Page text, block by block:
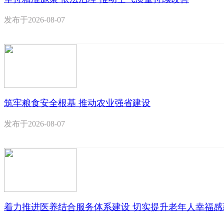
发布于2026-08-07
筑牢粮食安全根基 推动农业强省建设
发布于2026-08-07
着力推进医养结合服务体系建设 切实提升老年人幸福